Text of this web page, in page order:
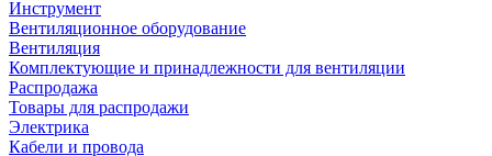
Инструмент
Вентиляционное оборудование
Вентиляция
Комплектующие и принадлежности для вентиляции
Распродажа
Товары для распродажи
Электрика
Кабели и провода